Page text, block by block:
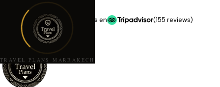
TRAVEL PLANS MARRAKECH
★★★★★5,0 estrellas en (155 reviews)